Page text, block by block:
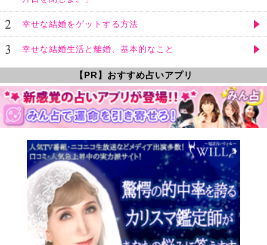
幸せな結婚をゲットする方法
幸せな結婚生活と離婚、基本的なこと
【PR】おすすめ占いアプリ